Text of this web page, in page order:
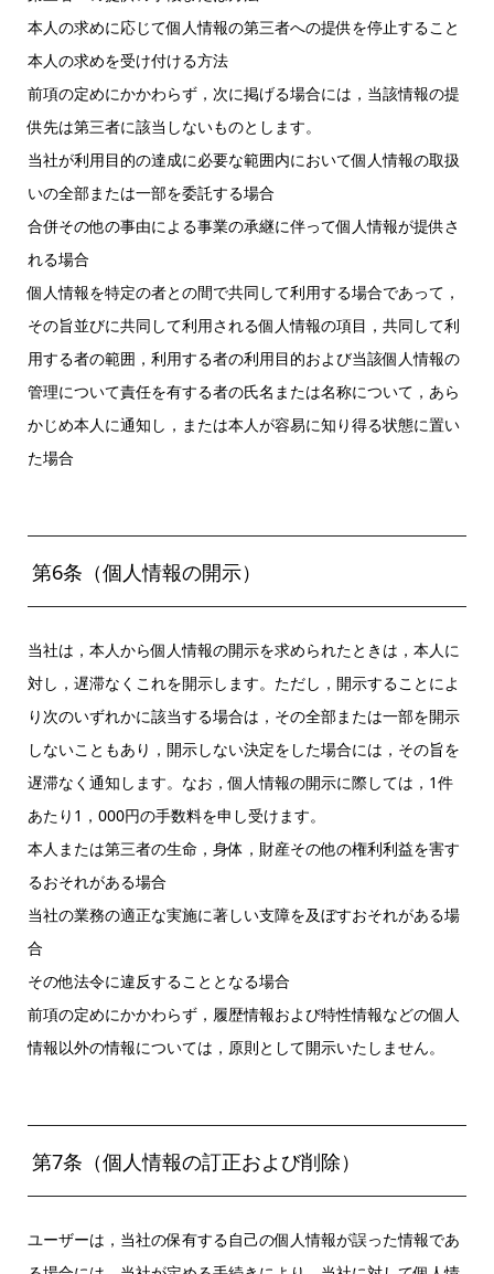
本人の求めに応じて個人情報の第三者への提供を停止すること
本人の求めを受け付ける方法
前項の定めにかかわらず，次に掲げる場合には，当該情報の提
供先は第三者に該当しないものとします。
当社が利用目的の達成に必要な範囲内において個人情報の取扱
いの全部または一部を委託する場合
合併その他の事由による事業の承継に伴って個人情報が提供さ
れる場合
個人情報を特定の者との間で共同して利用する場合であって，
その旨並びに共同して利用される個人情報の項目，共同して利
用する者の範囲，利用する者の利用目的および当該個人情報の
管理について責任を有する者の氏名または名称について，あら
かじめ本人に通知し，または本人が容易に知り得る状態に置い
た場合
第6条（個人情報の開示）
当社は，本人から個人情報の開示を求められたときは，本人に
対し，遅滞なくこれを開示します。ただし，開示することによ
り次のいずれかに該当する場合は，その全部または一部を開示
しないこともあり，開示しない決定をした場合には，その旨を
遅滞なく通知します。なお，個人情報の開示に際しては，1件
あたり1，000円の手数料を申し受けます。
本人または第三者の生命，身体，財産その他の権利利益を害す
るおそれがある場合
当社の業務の適正な実施に著しい支障を及ぼすおそれがある場
合
その他法令に違反することとなる場合
前項の定めにかかわらず，履歴情報および特性情報などの個人
情報以外の情報については，原則として開示いたしません。
第7条（個人情報の訂正および削除）
ユーザーは，当社の保有する自己の個人情報が誤った情報であ